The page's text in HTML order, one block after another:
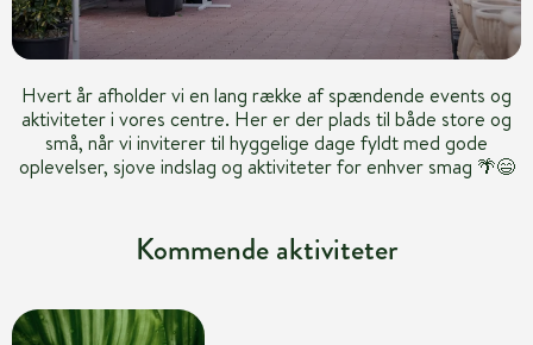
Hvert år afholder vi en lang række af spændende events og
aktiviteter i vores centre. Her er der plads til både store og
små, når vi inviterer til hyggelige dage fyldt med gode
oplevelser, sjove indslag og aktiviteter for enhver smag 🌴😄
Kommende aktiviteter